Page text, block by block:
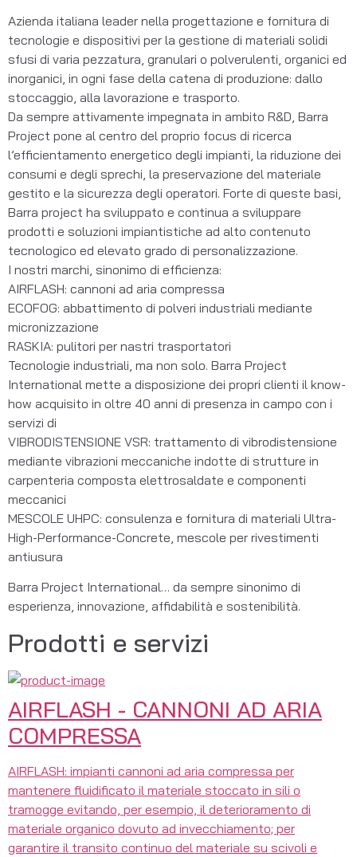
Azienda italiana leader nella progettazione e fornitura di
tecnologie e dispositivi per la gestione di materiali solidi
sfusi di varia pezzatura, granulari o polverulenti, organici ed
inorganici, in ogni fase della catena di produzione: dallo
stoccaggio, alla lavorazione e trasporto.
Da sempre attivamente impegnata in ambito R&D, Barra
Project pone al centro del proprio focus di ricerca
l’efficientamento energetico degli impianti, la riduzione dei
consumi e degli sprechi, la preservazione del materiale
gestito e la sicurezza degli operatori. Forte di queste basi,
Barra project ha sviluppato e continua a sviluppare
prodotti e soluzioni impiantistiche ad alto contenuto
tecnologico ed elevato grado di personalizzazione.
I nostri marchi, sinonimo di efficienza:
AIRFLASH: cannoni ad aria compressa
ECOFOG: abbattimento di polveri industriali mediante
micronizzazione
RASKIA: pulitori per nastri trasportatori
Tecnologie industriali, ma non solo. Barra Project
International mette a disposizione dei propri clienti il know-
how acquisito in oltre 40 anni di presenza in campo con i
servizi di
VIBRODISTENSIONE VSR: trattamento di vibrodistensione
mediante vibrazioni meccaniche indotte di strutture in
carpenteria composta elettrosaldate e componenti
meccanici
MESCOLE UHPC: consulenza e fornitura di materiali Ultra-
High-Performance-Concrete, mescole per rivestimenti
antiusura
Barra Project International… da sempre sinonimo di
esperienza, innovazione, affidabilità e sostenibilità.
Prodotti e servizi
AIRFLASH - CANNONI AD ARIA
COMPRESSA
AIRFLASH: impianti cannoni ad aria compressa per
mantenere fluidificato il materiale stoccato in sili o
tramogge evitando, per esempio, il deterioramento di
materiale organico dovuto ad invecchiamento; per
garantire il transito continuo del materiale su scivoli e